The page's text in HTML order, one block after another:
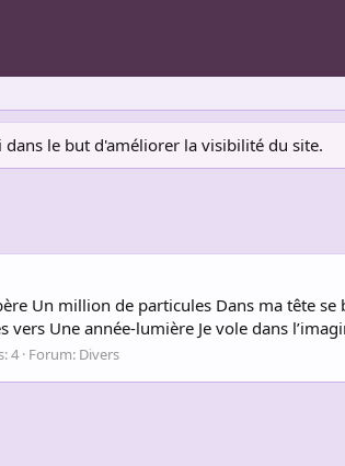
dans le but d'améliorer la visibilité du site.
Un million de particules Dans ma tête
Une année-lumière Je vole dans
4 Forum: Divers